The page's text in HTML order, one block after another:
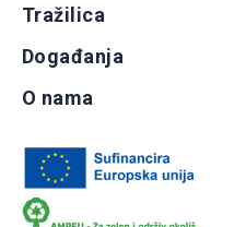
Tražilica
Događanja
O nama